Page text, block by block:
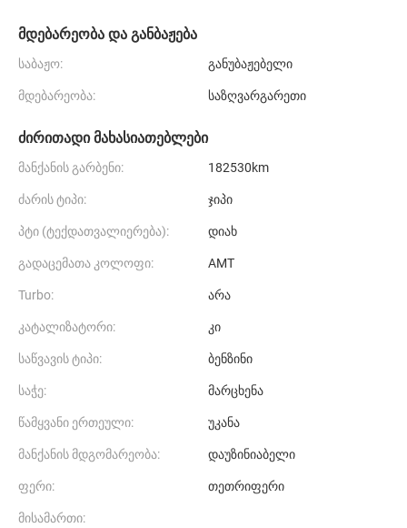
მდებარეობა და განბაჟება
საბაჟო: განუბაჟებელი
მდებარეობა: საზღვარგარეთი
ძირითადი მახასიათებლები
მანქანის გარბენი: 182530km
ძარის ტიპი: ჯიპი
პტი (ტექდათვალიერება): დიახ
გადაცემათა კოლოფი: AMT
Turbo: არა
კატალიზატორი: კი
საწვავის ტიპი: ბენზინი
საჭე: მარცხენა
წამყვანი ერთეული: უკანა
მანქანის მდგომარეობა: დაუზინიაბელი
ფერი: თეთრიფერი
მისამართი: